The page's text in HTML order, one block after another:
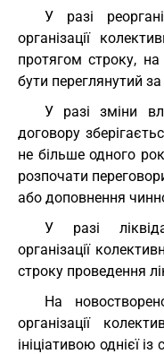
У разі
організації
протягом строку,
бути переглянутий
У разі зміни
договору
не більше одного
розпочати
або доповнення
У разі
організації
строку проведення
На
організації
ініціативою однієї